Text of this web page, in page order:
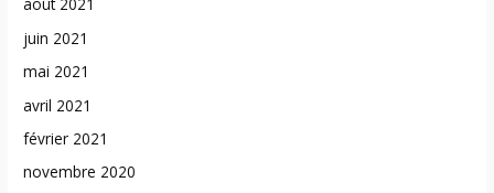
août 2021
juin 2021
mai 2021
avril 2021
février 2021
novembre 2020